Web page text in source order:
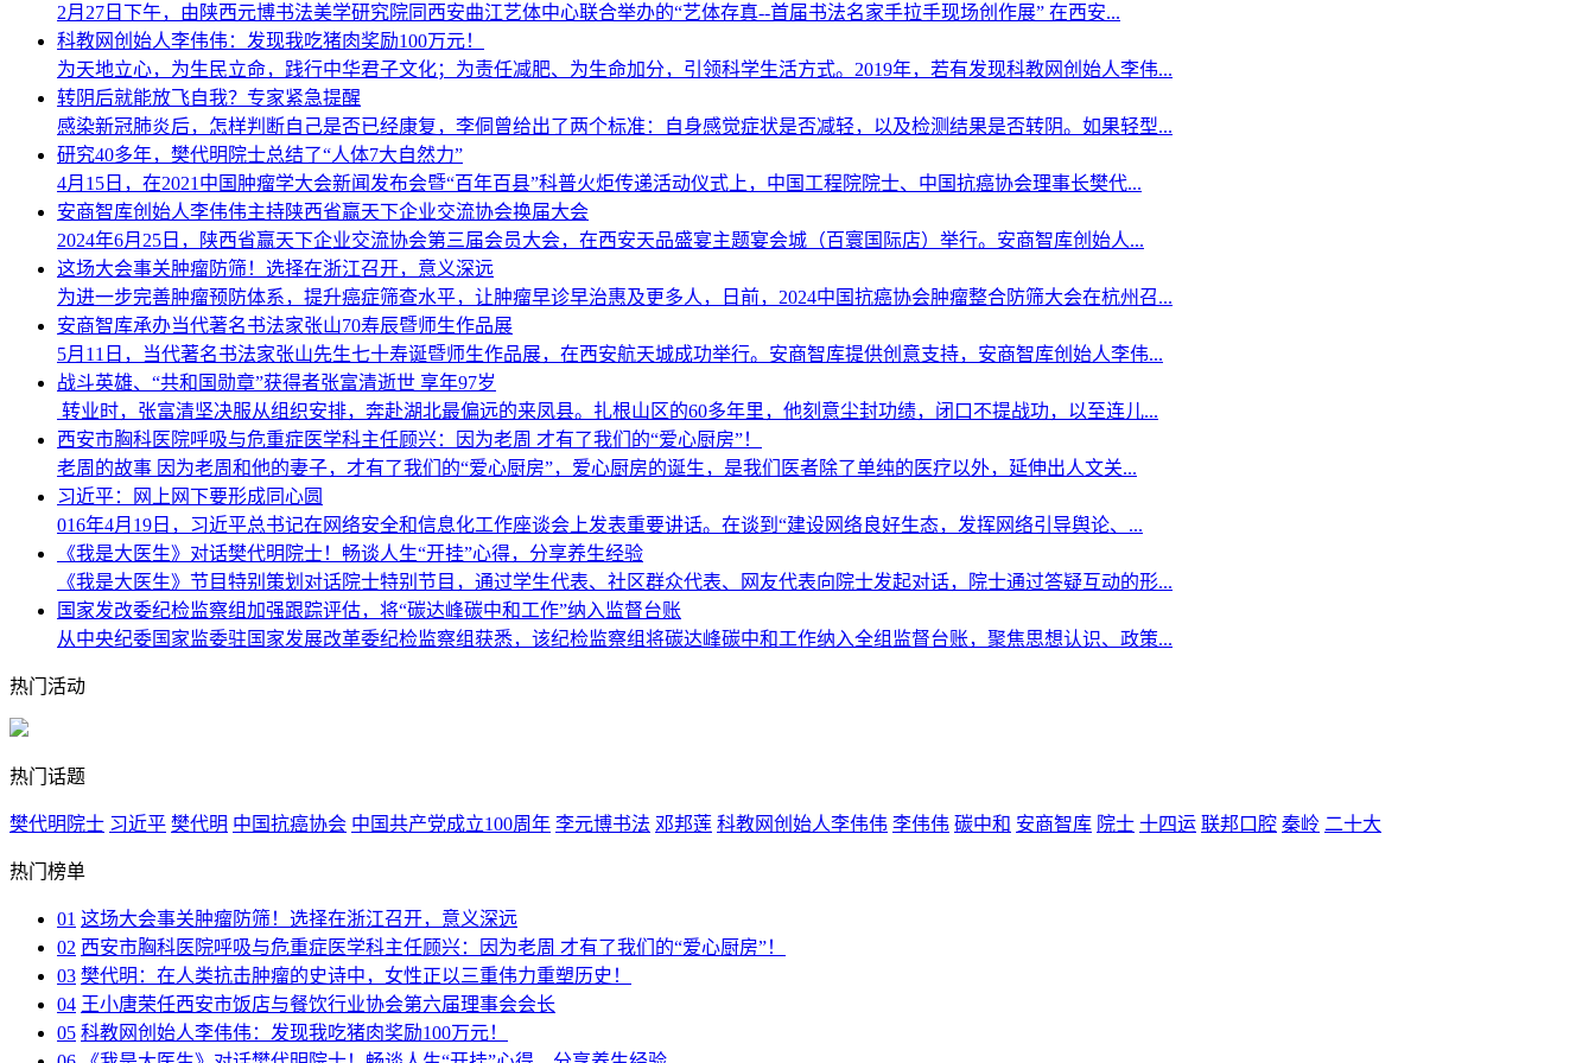
2月27日下午，由陕西元博书法美学研究院同西安曲江艺体中心联合举办的“艺体存真--首届书法名家手拉手现场创作展” 在西安...
科教网创始人李伟伟：发现我吃猪肉奖励100万元！
为天地立心，为生民立命，践行中华君子文化；为责任减肥、为生命加分，引领科学生活方式。2019年，若有发现科教网创始人李伟...
转阴后就能放飞自我？专家紧急提醒
感染新冠肺炎后，怎样判断自己是否已经康复，李侗曾给出了两个标准：自身感觉症状是否减轻，以及检测结果是否转阴。如果轻型...
研究40多年，樊代明院士总结了“人体7大自然力”
4月15日，在2021中国肿瘤学大会新闻发布会暨“百年百县”科普火炬传递活动仪式上，中国工程院院士、中国抗癌协会理事长樊代...
安商智库创始人李伟伟主持陕西省赢天下企业交流协会换届大会
​2024年6月25日，陕西省赢天下企业交流协会第三届会员大会，在西安天品盛宴主题宴会城（百寰国际店）举行。安商智库创始人...
这场大会事关肿瘤防筛！选择在浙江召开，意义深远
为进一步完善肿瘤预防体系，提升癌症筛查水平，让肿瘤早诊早治惠及更多人，日前，2024中国抗癌协会肿瘤整合防筛大会在杭州召...
安商智库承办当代著名书法家张山70寿辰暨师生作品展
5月11日，当代著名书法家张山先生七十寿诞暨师生作品展，在西安航天城成功举行。安商智库提供创意支持，安商智库创始人李伟...
战斗英雄、“共和国勋章”获得者张富清逝世 享年97岁
转业时，张富清坚决服从组织安排，奔赴湖北最偏远的来凤县。扎根山区的60多年里，他刻意尘封功绩，闭口不提战功，以至连儿...
西安市胸科医院呼吸与危重症医学科主任顾兴：因为老周 才有了我们的“爱心厨房”！
老周的故事 因为老周和他的妻子，才有了我们的“爱心厨房”，爱心厨房的诞生，是我们医者除了单纯的医疗以外，延伸出人文关...
习近平：网上网下要形成同心圆
016年4月19日，习近平总书记在网络安全和信息化工作座谈会上发表重要讲话。在谈到“建设网络良好生态，发挥网络引导舆论、...
《我是大医生》对话樊代明院士！畅谈人生“开挂”心得，分享养生经验
《我是大医生》节目特别策划对话院士特别节目，通过学生代表、社区群众代表、网友代表向院士发起对话，院士通过答疑互动的形...
国家发改委纪检监察组加强跟踪评估，将“碳达峰碳中和工作”纳入监督台账
从中央纪委国家监委驻国家发展改革委纪检监察组获悉，该纪检监察组将碳达峰碳中和工作纳入全组监督台账，聚焦思想认识、政策...
热门活动
热门话题
樊代明院士 习近平 樊代明 中国抗癌协会 中国共产党成立100周年 李元博书法 邓邦莲 科教网创始人李伟伟 李伟伟 碳中和 安商智库 院士 十四运 联邦口腔 秦岭 二十大
热门榜单
01 这场大会事关肿瘤防筛！选择在浙江召开，意义深远
02 西安市胸科医院呼吸与危重症医学科主任顾兴：因为老周 才有了我们的“爱心厨房”！
03 樊代明：在人类抗击肿瘤的史诗中，女性正以三重伟力重塑历史！
04 王小唐荣任西安市饭店与餐饮行业协会第六届理事会会长
05 科教网创始人李伟伟：发现我吃猪肉奖励100万元！